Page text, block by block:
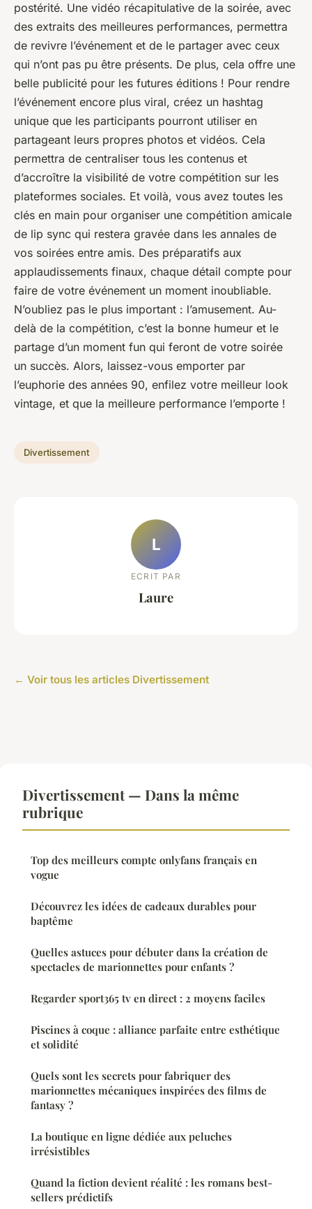
postérité. Une vidéo récapitulative de la soirée, avec
des extraits des meilleures performances, permettra
de revivre l’événement et de le partager avec ceux
qui n’ont pas pu être présents. De plus, cela offre une
belle publicité pour les futures éditions ! Pour rendre
l’événement encore plus viral, créez un hashtag
unique que les participants pourront utiliser en
partageant leurs propres photos et vidéos. Cela
permettra de centraliser tous les contenus et
d’accroître la visibilité de votre compétition sur les
plateformes sociales. Et voilà, vous avez toutes les
clés en main pour organiser une compétition amicale
de lip sync qui restera gravée dans les annales de
vos soirées entre amis. Des préparatifs aux
applaudissements finaux, chaque détail compte pour
faire de votre événement un moment inoubliable.
N’oubliez pas le plus important : l’amusement. Au-
delà de la compétition, c’est la bonne humeur et le
partage d’un moment fun qui feront de votre soirée
un succès. Alors, laissez-vous emporter par
l’euphorie des années 90, enfilez votre meilleur look
vintage, et que la meilleure performance l’emporte !
Divertissement
L
ECRIT PAR
Laure
← Voir tous les articles Divertissement
Divertissement — Dans la même
rubrique
Top des meilleurs compte onlyfans français en
vogue
Découvrez les idées de cadeaux durables pour
baptême
Quelles astuces pour débuter dans la création de
spectacles de marionnettes pour enfants ?
Regarder sport365 tv en direct : 2 moyens faciles
Piscines à coque : alliance parfaite entre esthétique
et solidité
Quels sont les secrets pour fabriquer des
marionnettes mécaniques inspirées des films de
fantasy ?
La boutique en ligne dédiée aux peluches
irrésistibles
Quand la fiction devient réalité : les romans best-
sellers prédictifs